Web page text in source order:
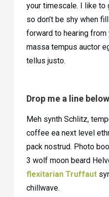
your timescale. I like to
so don’t be shy when
forward to hearing from
massa tempus auctor
tellus justo.
Drop me a line below
Meh synth Schlitz,
coffee ea next level
pack nostrud. Photo
3 wolf moon beard
flexitarian Truffaut
chillwave.